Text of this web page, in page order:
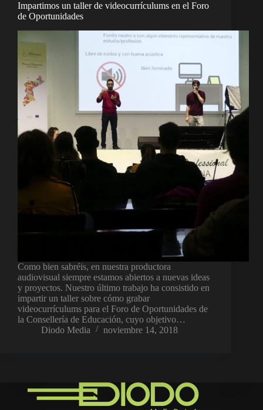
Impartimos un taller de videocurrículums en el Foro
de Oportunidades
Como bien sabréis, en nuestra productora
audiovisual siempre estamos abiertos a nuevas ideas
y proyectos. Nuestro último trabajo ha consistido en
impartir un taller sobre cómo grabar
videocurrículums para el Foro de Oportunidades de
la Consellería de Educación, cuyo objetivo…
Diodo Media
noviembre 14, 2018